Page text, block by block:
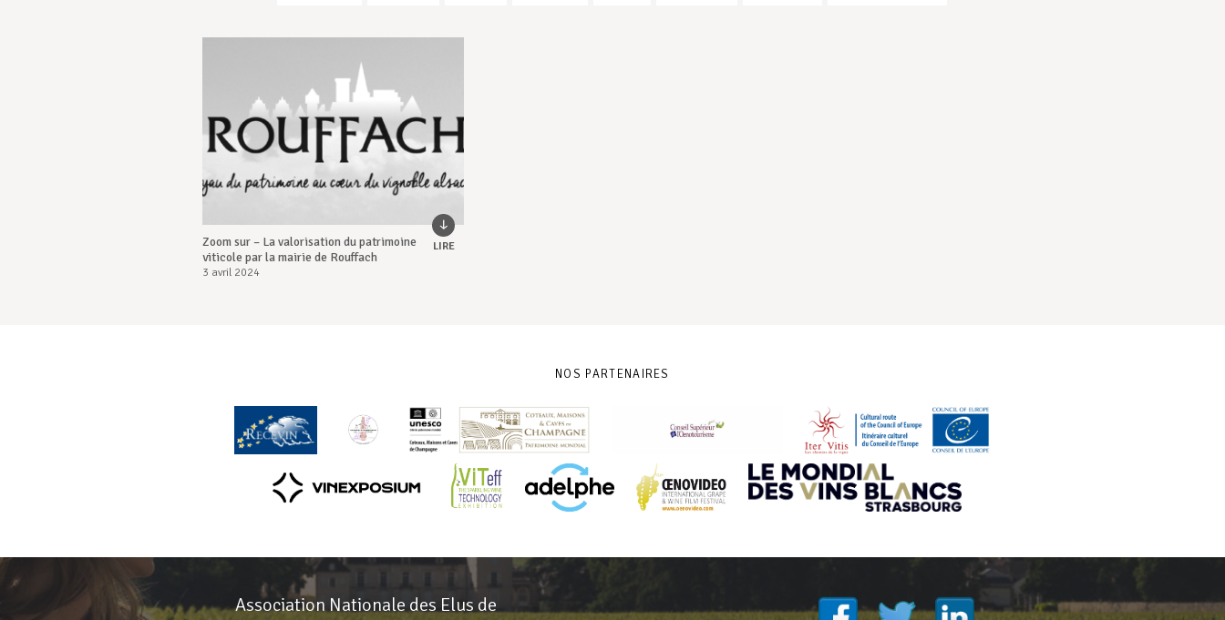
Zoom sur – La valorisation du patrimoine
viticole par la mairie de Rouffach
3 avril 2024
LIRE
NOS PARTENAIRES
Association Nationale des Elus de